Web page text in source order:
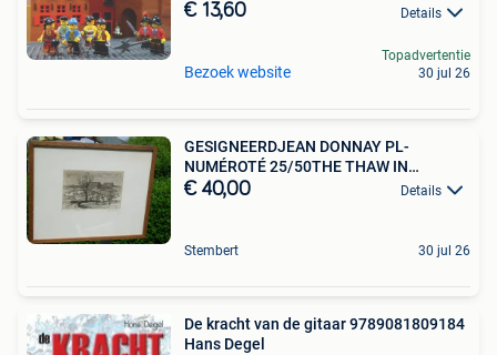
€ 13,60 Details
Bezoek website
Topadvertentie
30 jul 26
GESIGNEERDJEAN DONNAY PL-
NUMÉROTÉ 25/50THE THAW IN
JULÉMONT
€ 40,00 Details
Stembert 30 jul 26
De kracht van de gitaar 9789081809184
Hans Degel